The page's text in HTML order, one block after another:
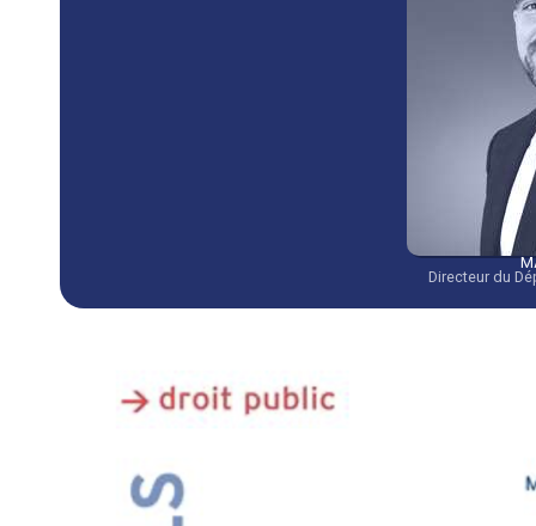
Directeur du